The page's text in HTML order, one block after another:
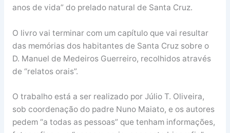
anos de vida” do prelado natural de Santa Cruz.
O livro vai terminar com um capítulo que vai resultar
das memórias dos habitantes de Santa Cruz sobre o
D. Manuel de Medeiros Guerreiro, recolhidos através
de “relatos orais”.
O trabalho está a ser realizado por Júlio T. Oliveira,
sob coordenação do padre Nuno Maiato, e os autores
pedem “a todas as pessoas” que tenham informações,